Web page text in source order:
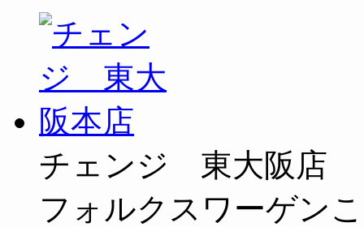
チェンジ 東大阪店
フォルクスワーゲン